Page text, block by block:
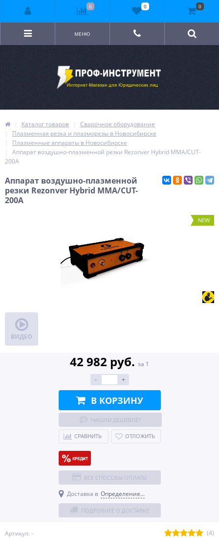
МЕНЮ
Каталог товаров
Сварочное оборудование
Плазменная резка и плазморезы в Новосибирске
Плазменные аппараты в Новосибирске
Aппарат воздушно-плазменной резки Rezonver Hybrid ММА/CUT-
200А
Aппарат воздушно-плазменной
резки Rezonver Hybrid ММА/CUT-
200А
NEW
ВИДЕО
Артикул: -
(4)
42 982 руб. за 1
-
+
В КОРЗИНУ
НАШЛИ ДЕШЕВЛЕ?
СРАВНИТЬ ОТЛОЖИТЬ
ВСЕ СПОСОБЫ ОПЛАТЫ
Доставка в Определение...
ПОДРОБНЕЕ О ДОСТАВКЕ
0 0 0